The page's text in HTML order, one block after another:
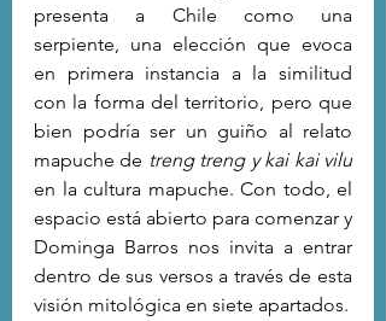
presenta a Chile como una
serpiente, una elección que evoca
en primera instancia a la similitud
con la forma del territorio, pero que
bien podría ser un guiño al relato
mapuche de treng treng y kai kai vilu
en la cultura mapuche. Con todo, el
espacio está abierto para comenzar y
Dominga Barros nos invita a entrar
dentro de sus versos a través de esta
visión mitológica en siete apartados.